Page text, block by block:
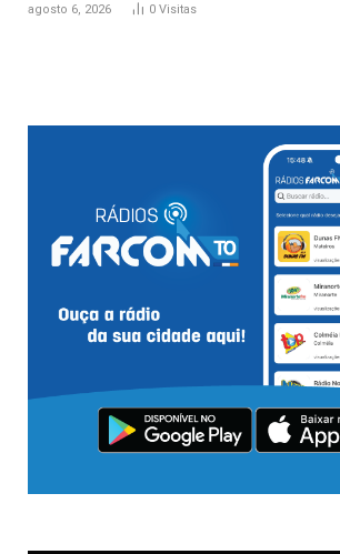
agosto 6, 2026 0 Visitas